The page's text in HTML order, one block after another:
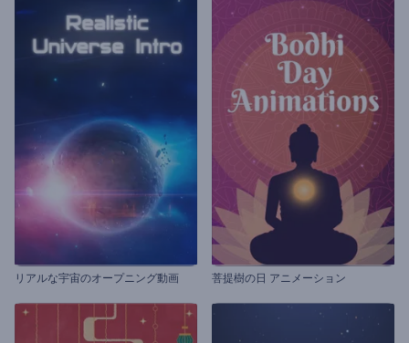
リアルな宇宙のオープニング動画 菩提樹の日 アニメーション